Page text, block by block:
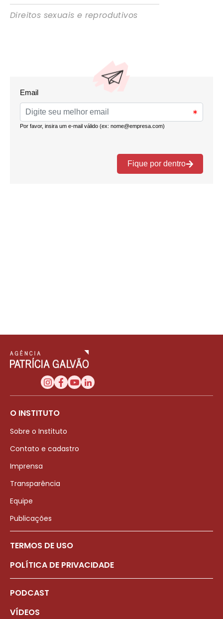
Direitos sexuais e reprodutivos
O INSTITUTO
Sobre o Instituto
Contato e cadastro
Imprensa
Transparência
Equipe
Publicações
TERMOS DE USO
POLÍTICA DE PRIVACIDADE
PODCAST
VÍDEOS